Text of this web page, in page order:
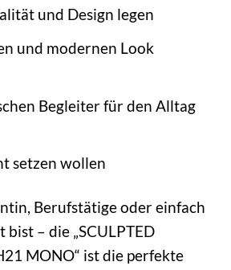
und Design legen
und modernen Look
Begleiter für den Alltag
setzen wollen
Berufstätige oder einfach
– die „SCULPTED
MONO“ ist die perfekte